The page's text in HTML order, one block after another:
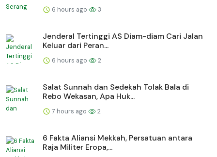
6 hours ago 3
Jenderal Tertinggi AS Diam-diam Cari Jalan
Keluar dari Peran...
6 hours ago 2
Salat Sunnah dan Sedekah Tolak Bala di
Rebo Wekasan, Apa Huk...
7 hours ago 2
6 Fakta Aliansi Mekkah, Persatuan antara
Raja Militer Eropa,...